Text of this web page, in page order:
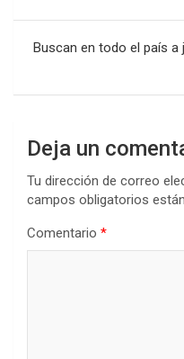
entradas
Buscan en todo el país
Deja un
Tu dirección de correo
campos obligatorios
Comentario *